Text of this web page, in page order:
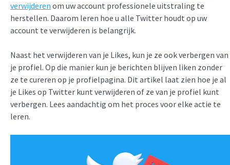
verwijderen om uw account professionele uitstraling te
herstellen. Daarom leren hoe u alle Twitter houdt op uw
account te verwijderen is belangrijk.
Naast het verwijderen van je Likes, kun je ze ook verbergen van
je profiel. Op die manier kun je berichten blijven liken zonder
ze te cureren op je profielpagina. Dit artikel laat zien hoe je al
je Likes op Twitter kunt verwijderen of ze van je profiel kunt
verbergen. Lees aandachtig om het proces voor elke actie te
leren.